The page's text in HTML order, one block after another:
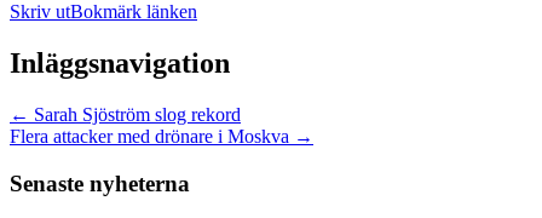
Skriv utBokmärk länken
Inläggsnavigation
← Sarah Sjöström slog rekord
Flera attacker med drönare i Moskva →
Senaste nyheterna